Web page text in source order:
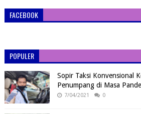
FACEBOOK
POPULER
Sopir Taksi Konvensional
Penumpang di Masa
7/04/2021 0